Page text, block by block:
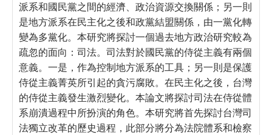
派系和國民黨之間的經濟、政治資源交換關係；另一則
是地方派系在民主化之後和政黨結盟關係，由一黨化轉
變為多黨化。本研究將探討一個過去地方政治研究較為
疏忽的面向：司法。司法對於國民黨的侍從主義有兩個
意義。一是，作為控制地方派系的工具；另一則是保護
侍從主義菁英所引起的貪污腐敗。在民主化之後，台灣
的侍從主義發生激烈變化。本論文將探討司法在侍從體
系崩潰過程中所扮演的角色。本研究將首先探討台灣司
法獨立改革的歷史過程，此部分將分為法院體系和檢察